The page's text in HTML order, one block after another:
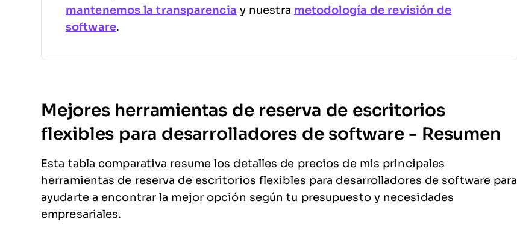
mantenemos la transparencia y nuestra metodología de revisión de
software.
Mejores herramientas de reserva de escritorios
flexibles para desarrolladores de software - Resumen
Esta tabla comparativa resume los detalles de precios de mis principales
herramientas de reserva de escritorios flexibles para desarrolladores de software para
ayudarte a encontrar la mejor opción según tu presupuesto y necesidades
empresariales.